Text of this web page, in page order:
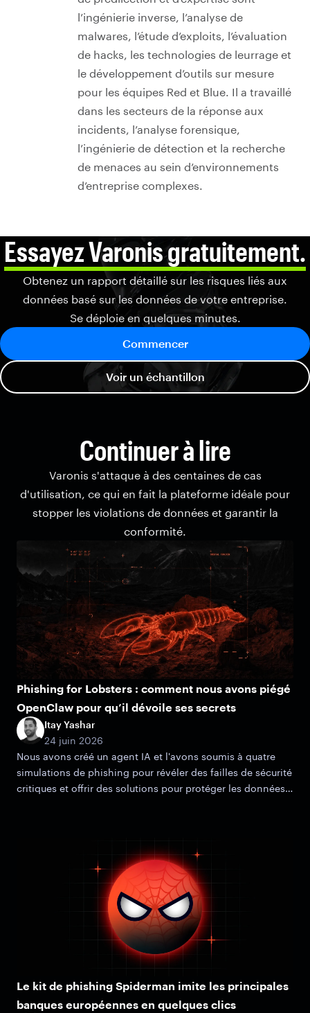
l’ingénierie inverse, l’analyse de
malwares, l’étude d’exploits, l’évaluation
de hacks, les technologies de leurrage et
le développement d’outils sur mesure
pour les équipes Red et Blue. Il a travaillé
dans les secteurs de la réponse aux
incidents, l’analyse forensique,
l’ingénierie de détection et la recherche
de menaces au sein d’environnements
d’entreprise complexes.
Essayez Varonis gratuitement.
Obtenez un rapport détaillé sur les risques liés aux
données basé sur les données de votre entreprise.
Se déploie en quelques minutes.
Commencer
Voir un échantillon
Continuer à lire
Varonis s'attaque à des centaines de cas
d'utilisation, ce qui en fait la plateforme idéale pour
stopper les violations de données et garantir la
conformité.
Phishing for Lobsters : comment nous avons piégé
OpenClaw pour qu’il dévoile ses secrets
Itay Yashar
24 juin 2026
Nous avons créé un agent IA et l'avons soumis à quatre
simulations de phishing pour révéler des failles de sécurité
critiques et offrir des solutions pour protéger les données
Le kit de phishing Spiderman imite les principales
banques européennes en quelques clics